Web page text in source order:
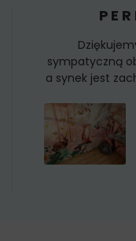
sympatyczną
a synek jest